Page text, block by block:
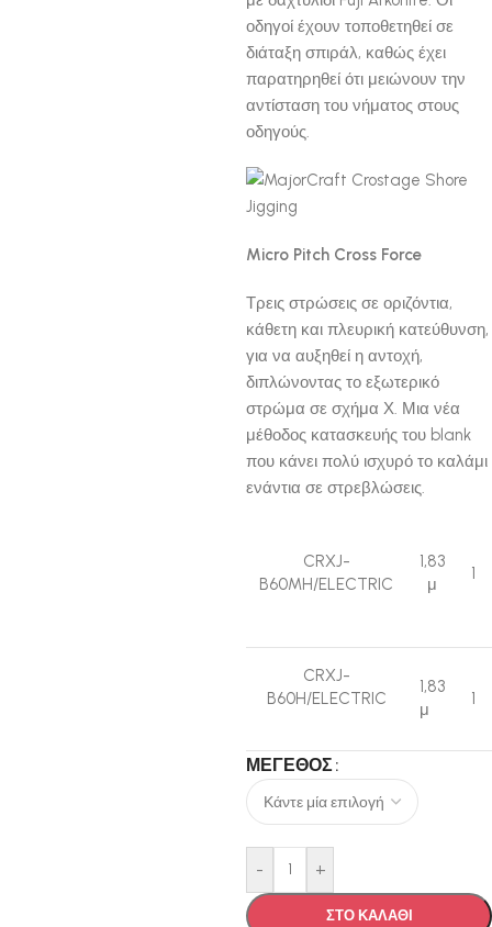
οδηγοί έχουν τοποθετηθεί σε
διάταξη σπιράλ, καθώς έχει
παρατηρηθεί ότι μειώνουν την
αντίσταση του νήματος στους
οδηγούς.
Micro Pitch Cross Force
Τρεις στρώσεις σε οριζόντια,
κάθετη και πλευρική κατεύθυνση,
για να αυξηθεί η αντοχή,
διπλώνοντας το εξωτερικό
στρώμα σε σχήμα Χ. Μια νέα
μέθοδος κατασκευής του blank
που κάνει πολύ ισχυρό το καλάμι
ενάντια σε στρεβλώσεις.
CRXJ-
B60MH/ELECTRIC
1,83
μ
1
CRXJ-
B60H/ELECTRIC
1,83
μ
1
ΜΈΓΕΘΟΣ
- +
ΣΤΟ ΚΑΛΑΘΙ